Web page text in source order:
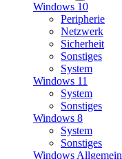
Windows 10
Peripherie
Netzwerk
Sicherheit
Sonstiges
System
Windows 11
System
Sonstiges
Windows 8
System
Sonstiges
Windows Allgemein